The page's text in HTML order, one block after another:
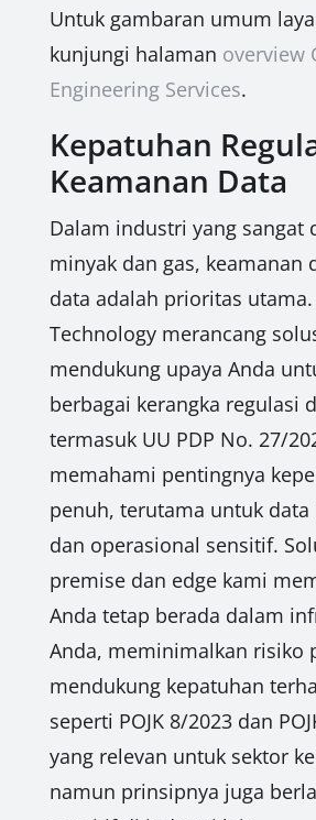
Untuk gambaran umum
kunjungi halaman overview
Engineering Services.
Kepatuhan
Keamanan Data
Dalam industri yang sangat
minyak dan gas, keamanan
data adalah prioritas utama.
Technology merancang
mendukung upaya Anda
berbagai kerangka regulasi
termasuk UU PDP No. 27/
memahami pentingnya
penuh, terutama untuk
dan operasional sensitif.
premise dan edge kami
Anda tetap berada dalam
Anda, meminimalkan risiko
mendukung kepatuhan
seperti POJK 8/2023 dan
yang relevan untuk sektor
namun prinsipnya juga